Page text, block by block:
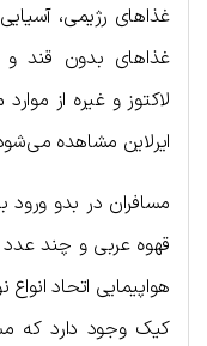
غذاهای رژیمی،
غذاهای بدون قند و
لاکتوز و غیره از
ایرلاین مشاهده
مسافران در بدو
قهوه عربی و چند عدد
هواپیمایی اتحاد
کیک وجود دارد که